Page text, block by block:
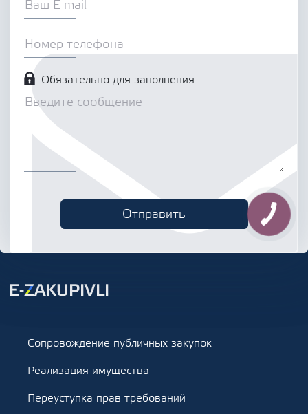
Обязательно для заполнения
Сопровождение публичных закупок
Реализация имущества
Переуступка прав требований